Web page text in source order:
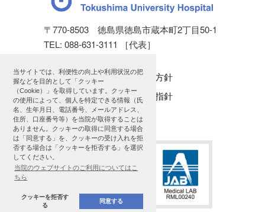
当サイトでは、利便性の向上や利用状況の把
握などを目的として「クッキー
（Cookie）」を取得しています。クッキー
の使用によって、個人を特定できる情報（氏
名、生年月日、電話番号、メールアドレス、
住所、口座番号等）を当院が取得することは
ありません。クッキーの取得に同意する場合
は「同意する」を、クッキーの受け入れを拒
否する場合は「クッキーを拒否する」を選択
してください。
当院のウェブサイトのご利用についてはこ
ちら
クッキーを拒否す
る
同意する
〒770-8503 徳島県徳島市蔵本町2丁目50-1
TEL: 088-631-3111 ［代表］
個人情報保護方針
公表に関する指針
サイトマップ